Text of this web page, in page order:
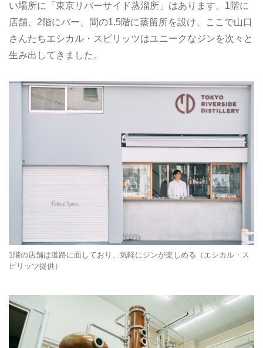
い場所に「東京リバーサイド蒸溜所」はあります。1階に
店舗、2階にバー、間の1.5階に蒸留所を設け、ここで山口
さんたちエシカル・スピリッツはユニークなジンを次々と
生み出してきました。
1階の店舗は道路に面しており、気軽にジンが楽しめる（エシカル・ス
ピリッツ提供）